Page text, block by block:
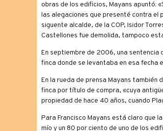
obras de los edificios, Mayans apuntó:
las alegaciones que presenté contra el
siguente alcalde, de la COP, Isidor
Castellones fue demolida, tampoco
En septiembre de 2006, una sentencia
finca donde se levantaba en esa fecha
En la rueda de prensa Mayans también
finca por título de compra, «cuya
propiedad de hace 40 años, cuando
Para Francisco Mayans está claro que
mío y un 80 por ciento de uno de los